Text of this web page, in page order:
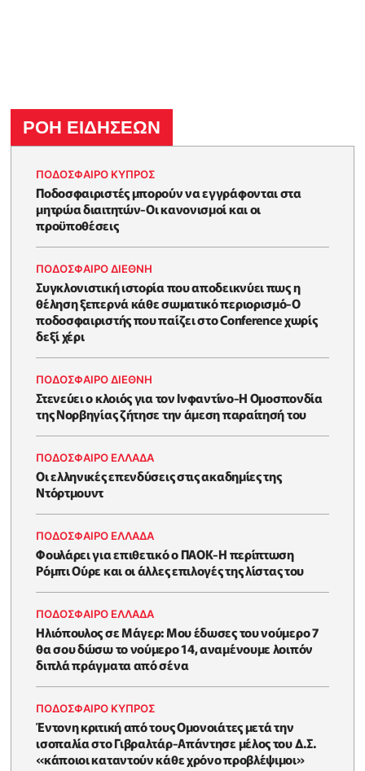
ΡΟΗ ΕΙΔΗΣΕΩΝ
ΠΟΔΟΣΦΑΙΡΟ ΚΥΠΡΟΣ
Ποδοσφαιριστές μπορούν να εγγράφονται στα
μητρώα διαιτητών-Οι κανονισμοί και οι
προϋποθέσεις
ΠΟΔΟΣΦΑΙΡΟ ΔΙΕΘΝΗ
Συγκλονιστική ιστορία που αποδεικνύει πως η
θέληση ξεπερνά κάθε σωματικό περιορισμό-Ο
ποδοσφαιριστής που παίζει στο Conference χωρίς
δεξί χέρι
ΠΟΔΟΣΦΑΙΡΟ ΔΙΕΘΝΗ
Στενεύει ο κλοιός για τον Ινφαντίνο-Η Ομοσπονδία
της Νορβηγίας ζήτησε την άμεση παραίτησή του
ΠΟΔΟΣΦΑΙΡΟ ΕΛΛΑΔΑ
Οι ελληνικές επενδύσεις στις ακαδημίες της
Ντόρτμουντ
ΠΟΔΟΣΦΑΙΡΟ ΕΛΛΑΔΑ
Φουλάρει για επιθετικό ο ΠΑΟΚ-Η περίπτωση
Ρόμπι Ούρε και οι άλλες επιλογές της λίστας του
ΠΟΔΟΣΦΑΙΡΟ ΕΛΛΑΔΑ
Ηλιόπουλος σε Μάγερ: Μου έδωσες του νούμερο 7
θα σου δώσω το νούμερο 14, αναμένουμε λοιπόν
διπλά πράγματα από σένα
ΠΟΔΟΣΦΑΙΡΟ ΚΥΠΡΟΣ
Έντονη κριτική από τους Ομονοιάτες μετά την
ισοπαλία στο Γιβραλτάρ-Απάντησε μέλος του Δ.Σ.
«κάποιοι καταντούν κάθε χρόνο προβλέψιμοι»